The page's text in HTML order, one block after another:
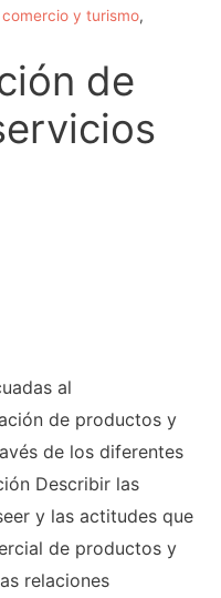
comercio y turismo,
de
al
de productos y
de los diferentes
Describir las
y las actitudes que
de productos y
relaciones